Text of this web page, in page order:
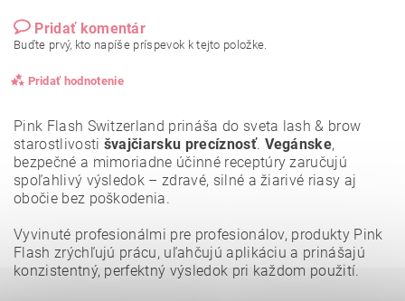
Pridať komentár
Buďte prvý, kto napíše príspevok k tejto položke.
Pridať hodnotenie
Pink Flash Switzerland prináša do sveta lash & brow
starostlivosti švajčiarsku precíznosť. Vegánske,
bezpečné a mimoriadne účinné receptúry zaručujú
spoľahlivý výsledok – zdravé, silné a žiarivé riasy aj
obočie bez poškodenia.
Vyvinuté profesionálmi pre profesionálov, produkty Pink
Flash zrýchľujú prácu, uľahčujú aplikáciu a prinášajú
konzistentný, perfektný výsledok pri každom použití.